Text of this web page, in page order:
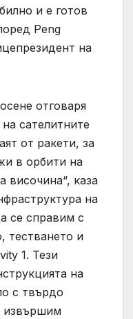
и е готов
Peng
на
отговаря
сателитните
от ракети, за
в орбити на
височина“, каза
на
се справим с
тестването и
1. Тези
на
с твърдо
извършим